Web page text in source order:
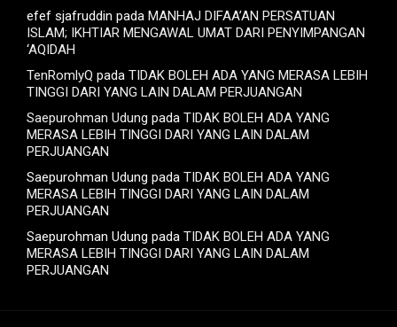
efef sjafruddin pada MANHAJ DIFAA’AN PERSATUAN
ISLAM; IKHTIAR MENGAWAL UMAT DARI PENYIMPANGAN
‘AQIDAH
TenRomlyQ pada TIDAK BOLEH ADA YANG MERASA LEBIH
TINGGI DARI YANG LAIN DALAM PERJUANGAN
Saepurohman Udung pada TIDAK BOLEH ADA YANG
MERASA LEBIH TINGGI DARI YANG LAIN DALAM
PERJUANGAN
Saepurohman Udung pada TIDAK BOLEH ADA YANG
MERASA LEBIH TINGGI DARI YANG LAIN DALAM
PERJUANGAN
Saepurohman Udung pada TIDAK BOLEH ADA YANG
MERASA LEBIH TINGGI DARI YANG LAIN DALAM
PERJUANGAN